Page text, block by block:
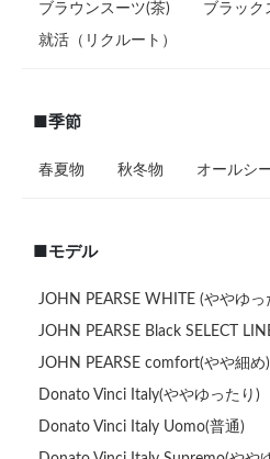
ブラウンスーツ(茶) ブラック
就活（リクルート）
■季節
春夏物 秋冬物 オールシ
■モデル
JOHN PEARSE WHITE (ややゆっ
JOHN PEARSE Black SELECT
JOHN PEARSE comfort(やや細め)
Donato Vinci Italy(ややゆったり)
Donato Vinci Italy Uomo(普通)